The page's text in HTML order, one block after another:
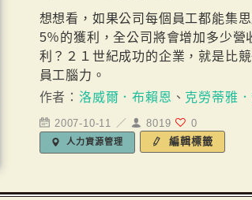
想想看，如果公司每個員工都能集
5％的獲利，全公司將會增加多少營
利？２１世紀成功的企業，就是比
員工腦力。
作者： 洛威爾．布賴恩 、 克勞蒂雅
2007-10-11 ／ 8019 0
人力資源管理 編輯標籤